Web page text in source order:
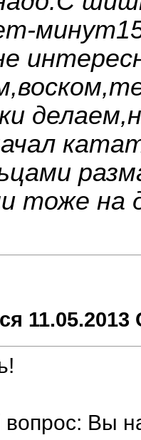
мину
тоже на
11.05.2013
Вы